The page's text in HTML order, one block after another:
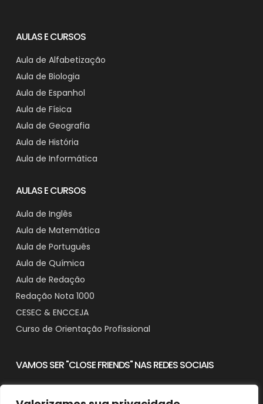
AULAS E CURSOS
Aula de Alfabetização
Aula de Biologia
Aula de Espanhol
Aula de Física
Aula de Geografia
Aula de História
Aula de Informática
AULAS E CURSOS
Aula de Inglês
Aula de Matemática
Aula de Português
Aula de Química
Aula de Redação
Redação Nota 1000
CESEC & ENCCEJA
Curso de Orientação Profissional
VAMOS SER "CLOSE FRIENDS" NAS REDES SOCIAIS